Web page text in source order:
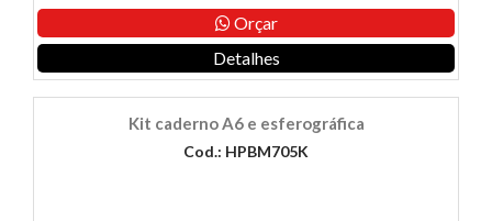
Orçar
Detalhes
Kit caderno A6 e esferográfica
Cod.: HPBM705K